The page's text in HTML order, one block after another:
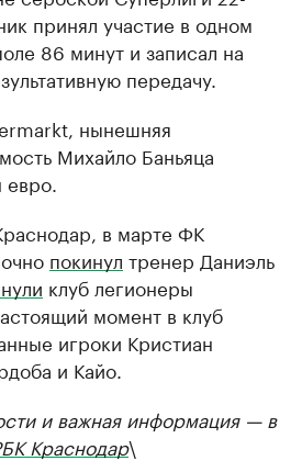
принял участие в одном
86 минут и записал на
передачу.
нынешняя
Михайло Баньяца
в марте ФК
покинул тренер Даниэль
клуб легионеры
момент в клуб
игроки Кристиан
и Кайо.
и важная информация — в
Краснодар\